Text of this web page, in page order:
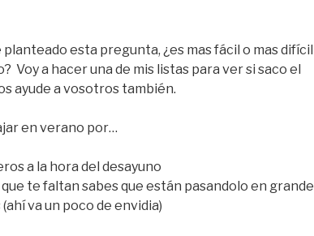
planteado esta pregunta, ¿es mas fácil o mas difícil
Voy a hacer una de mis listas para ver si saco el
ayude a vosotros también.
en verano por…
a la hora del desayuno
te faltan sabes que están pasandolo en grande
va un poco de envidia)